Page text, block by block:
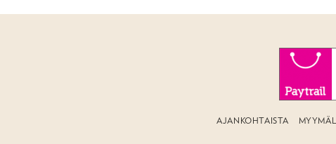
AJANKOHTAISTA